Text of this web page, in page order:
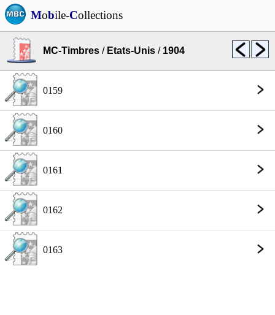
Mobile-Collections
MC-Timbres / Etats-Unis / 1904
0159
0160
0161
0162
0163